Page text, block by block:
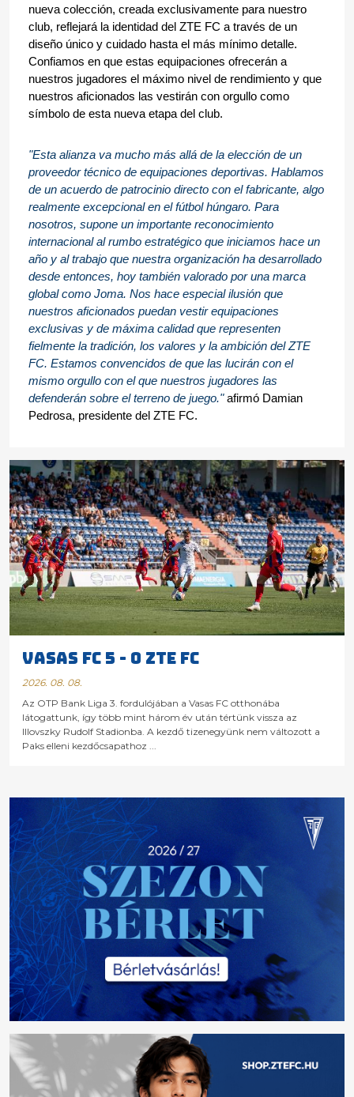
nueva colección, creada exclusivamente para nuestro
club, reflejará la identidad del ZTE FC a través de un
diseño único y cuidado hasta el más mínimo detalle.
Confiamos en que estas equipaciones ofrecerán a
nuestros jugadores el máximo nivel de rendimiento y que
nuestros aficionados las vestirán con orgullo como
símbolo de esta nueva etapa del club.
"Esta alianza va mucho más allá de la elección de un
proveedor técnico de equipaciones deportivas. Hablamos
de un acuerdo de patrocinio directo con el fabricante, algo
realmente excepcional en el fútbol húngaro. Para
nosotros, supone un importante reconocimiento
internacional al rumbo estratégico que iniciamos hace un
año y al trabajo que nuestra organización ha desarrollado
desde entonces, hoy también valorado por una marca
global como Joma. Nos hace especial ilusión que
nuestros aficionados puedan vestir equipaciones
exclusivas y de máxima calidad que representen
fielmente la tradición, los valores y la ambición del ZTE
FC. Estamos convencidos de que las lucirán con el
mismo orgullo con el que nuestros jugadores las
defenderán sobre el terreno de juego." afirmó Damian
Pedrosa, presidente del ZTE FC.
VASAS FC 5 - 0 ZTE FC
2026. 08. 08.
Az OTP Bank Liga 3. fordulójában a Vasas FC otthonába
látogattunk, így több mint három év után tértünk vissza az
Illovszky Rudolf Stadionba. A kezdő tizenegyünk nem változott a
Paks elleni kezdőcsapathoz ...